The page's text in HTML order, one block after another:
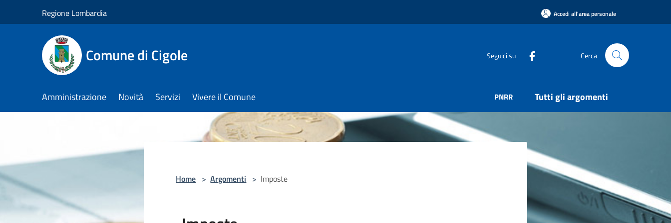
Regione Lombardia Accedi all'area personale
Comune di Cigole Seguici su Cerca
Amministrazione Novità Servizi Vivere il Comune PNRR Tutti gli argomenti
Home > Argomenti > Imposte